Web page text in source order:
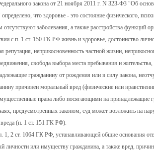
закона от 21 ноября 2011 г. N 323-ФЗ "Об
что здоровье - это состояние физического,
отсутствуют заболевания, а также расстройства функций
с п. 1 ст. 150 ГК РФ жизнь и здоровье, достоинство
репутация, неприкосновенность частной жизни,
свобода выбора места пребывания и
гражданину от рождения или в силу закона,
причинен моральный вред (физические или
права либо посягающими на принадлежащие
предусмотренных законом, суд может возложить на
вреда (п. 1 ст. 151 ГК РФ).
1, 2 ст. 1064 ГК РФ, устанавливающей общие основания
личности или имуществу гражданина, а также вред,